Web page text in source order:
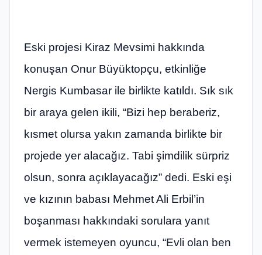
Eski projesi Kiraz Mevsimi hakkında
konuşan Onur Büyüktopçu, etkinliğe
Nergis Kumbasar ile birlikte katıldı. Sık sık
bir araya gelen ikili, “Bizi hep beraberiz,
kısmet olursa yakın zamanda birlikte bir
projede yer alacağız. Tabi şimdilik sürpriz
olsun, sonra açıklayacağız” dedi. Eski eşi
ve kızının babası Mehmet Ali Erbil’in
boşanması hakkındaki sorulara yanıt
vermek istemeyen oyuncu, “Evli olan ben